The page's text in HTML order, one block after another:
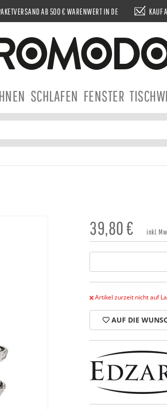
AB 500 € WARENWERT IN DE KAUF
SCHLAFEN FENSTER
39,80€ inkl.
Artikel zurzeit nicht auf
AUF DIE